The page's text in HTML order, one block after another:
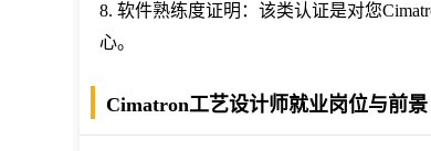
8. 软件熟练度证明：该类认证是对您
心。
Cimatron工艺设计师就业岗位与前景